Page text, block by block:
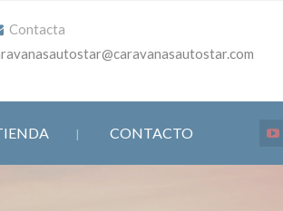
Contacta
CONTACTO